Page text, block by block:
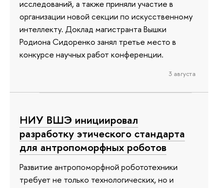
исследований, а также приняли участие в
организации новой секции по искусственному
интеллекту. Доклад магистранта Вышки
Родиона Сидоренко занял третье место в
конкурсе научных работ конференции.
3 августа
НИУ ВШЭ инициировал
разработку этического стандарта
для антропоморфных роботов
Развитие антропоморфной робототехники
требует не только технологических, но и